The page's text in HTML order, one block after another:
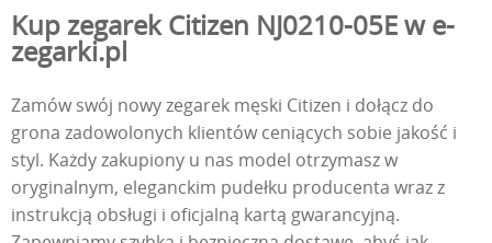
Kup zegarek Citizen NJ0210-05E w e-
zegarki.pl
Zamów swój nowy zegarek męski Citizen i dołącz do
grona zadowolonych klientów ceniących sobie jakość i
styl. Każdy zakupiony u nas model otrzymasz w
oryginalnym, eleganckim pudełku producenta wraz z
instrukcją obsługi i oficjalną kartą gwarancyjną.